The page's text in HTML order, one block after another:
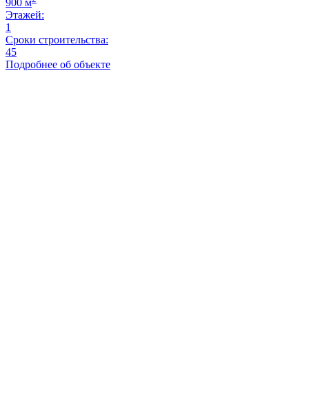
900 м
Этажей:
1
Сроки строительства:
45
Подробнее об объекте